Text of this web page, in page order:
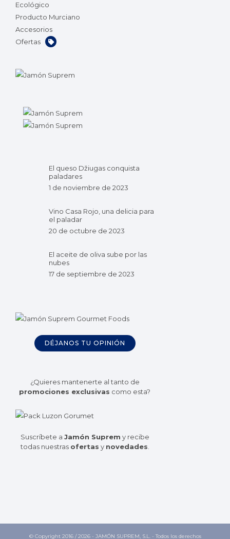
Ecológico
Producto Murciano
Accesorios
Ofertas
El queso Džiugas conquista
paladares
1 de noviembre de 2023
Vino Casa Rojo, una delicia para
el paladar
20 de octubre de 2023
El aceite de oliva sube por las
nubes
17 de septiembre de 2023
DÉJANOS TU OPINIÓN
¿Quieres mantenerte al tanto de
promociones exclusivas como esta?
Suscríbete a Jamón Suprem y recibe
todas nuestras ofertas y novedades
© Copyright 2016 /2026 - JAMÓN SUPREM, S.L. - Todos los derechos